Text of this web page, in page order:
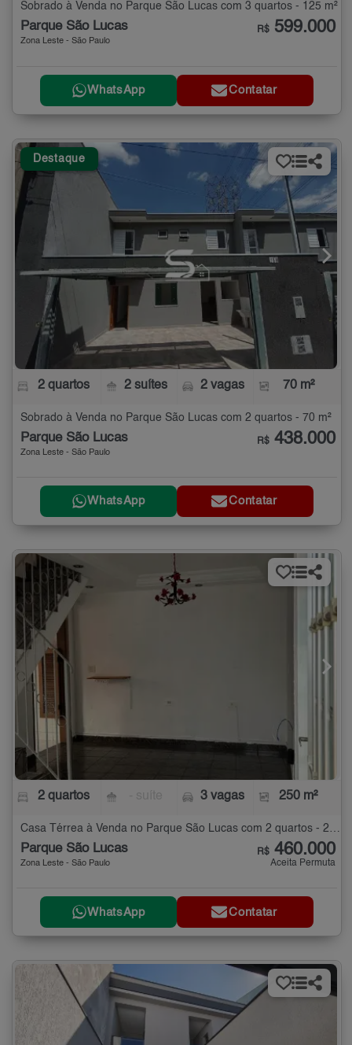
Sobrado à Venda no Parque São Lucas com 3 quartos - 125 m²
Parque São Lucas
Zona Leste - São Paulo
R$ 599.000
WhatsApp Contatar
Destaque
2 quartos 2 suítes 2 vagas 70 m²
Sobrado à Venda no Parque São Lucas com 2 quartos - 70 m²
Parque São Lucas
Zona Leste - São Paulo
R$ 438.000
WhatsApp Contatar
2 quartos 3 vagas 250 m²
Casa Térrea à Venda no Parque São Lucas com 2 quartos - 250 m²
Parque São Lucas
Zona Leste - São Paulo
R$ 460.000
Aceita Permuta
WhatsApp Contatar